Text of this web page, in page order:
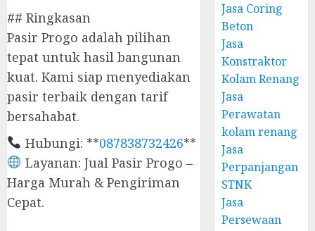
## Ringkasan
Pasir Progo adalah pilihan
tepat untuk hasil bangunan
kuat. Kami siap menyediakan
pasir terbaik dengan tarif
bersahabat.
Hubungi: **087838732426**
Layanan: Jual Pasir Progo –
Harga Murah & Pengiriman
Cepat.
Jasa Coring
Beton
Jasa
Konstraktor
Kolam Renang
Jasa
Perawatan
kolam renang
Jasa
Perpanjangan
STNK
Jasa
Persewaan